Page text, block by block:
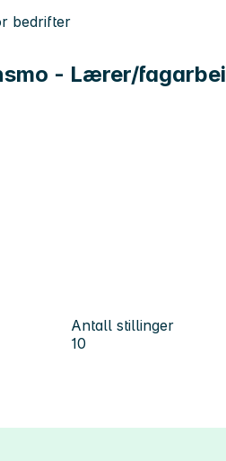
bedrifter
- Lærer/
Antall stillinger
10